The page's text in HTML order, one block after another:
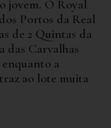
jovem. O Royal
Portos da Real
de 2 Quintas da
das Carvalhas
a
ao lote muita